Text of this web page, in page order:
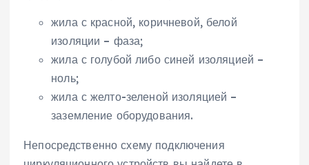
жила с красной, коричневой, белой
изоляции – фаза;
жила с голубой либо синей изоляцией –
ноль;
жила с желто-зеленой изоляцией –
заземление оборудования.
Непосредственно схему подключения